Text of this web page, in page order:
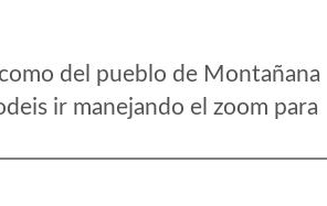
del pueblo de Montañana
ir manejando el zoom para